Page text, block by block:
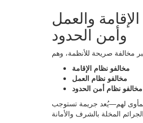
والعمل
وأمن الحدود
مخالفو نظام الإقامة
مخالفو نظام العمل
مخالفو نظام أمن الحدود
لهم—يُعد جريمة تستوجب